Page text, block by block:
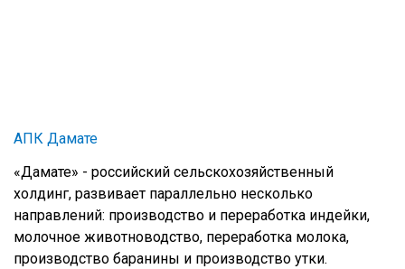
АПК Дамате
«Дамате» - российский сельскохозяйственный
холдинг, развивает параллельно несколько
направлений: производство и переработка индейки,
молочное животноводство, переработка молока,
производство баранины и производство утки.